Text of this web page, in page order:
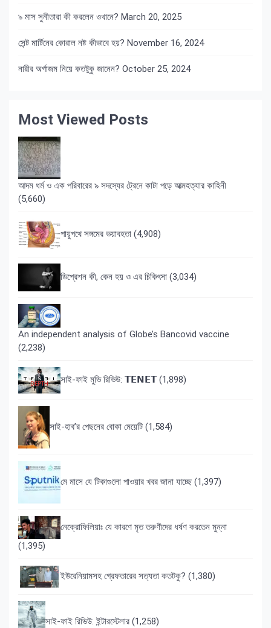
৯ মাস সুনীতারা কী করলেন ওখানে? March 20, 2025
সেন্ট মার্টিনের কোরাল নষ্ট কীভাবে হয়? November 16, 2024
নারীর অর্গাজম নিয়ে কতটুকু জানেন? October 25, 2024
Most Viewed Posts
আদম ধর্ম ও এক পরিবারের ৯ সদস্যের ট্রেনে কাটা পড়ে আত্মহত্যার কাহিনী
(5,660)
পায়ুপথে সঙ্গমের ভয়াবহতা (4,908)
ডিপ্রেশন কী, কেন হয় ও এর চিকিৎসা (3,034)
An independent analysis of Globe’s Bancovid vaccine
(2,238)
সাই-ফাই মুভি রিভিউ: 𝗧𝗘𝗡𝗘𝗧 (1,898)
সাই-হাব’র পেছনের বোকা মেয়েটি (1,584)
মে মাসে যে টিকাগুলো পাওয়ার খবর জানা যাচ্ছে (1,397)
নেক্রোফিলিয়াঃ যে কারণে মৃত তরুণীদের ধর্ষণ করতেন মুন্না
(1,395)
ইউরেনিয়ামসহ গ্রেফতারের সত্যতা কতটকু? (1,380)
সাই-ফাই রিভিউ: ইন্টারস্টেলার (1,258)